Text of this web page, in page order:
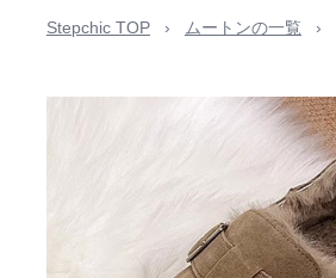
Stepchic TOP › ムートンの一覧 ›